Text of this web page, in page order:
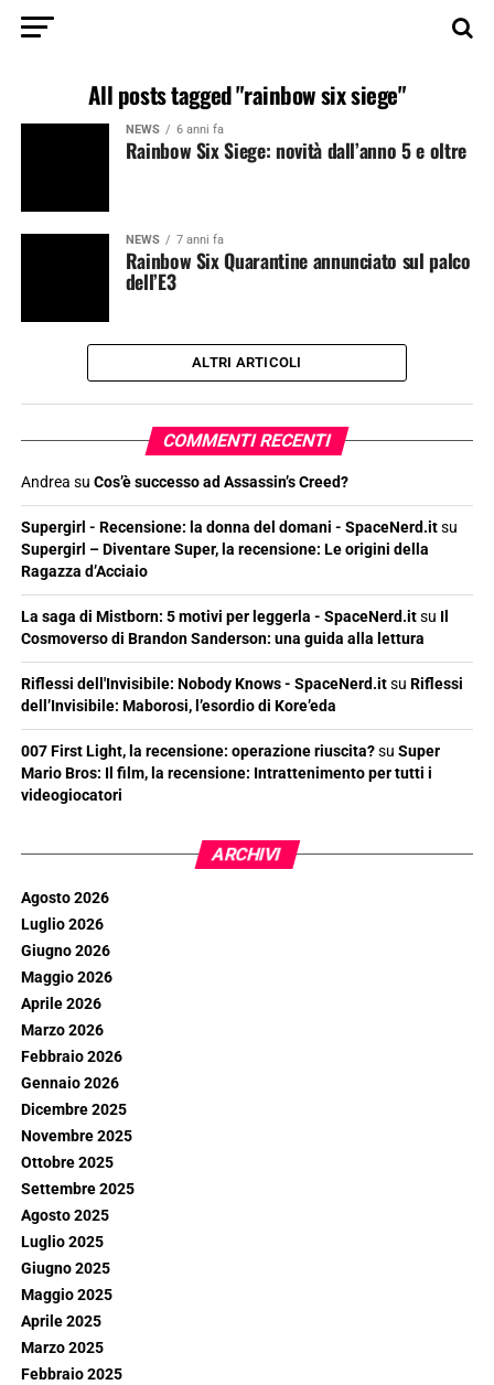
All posts tagged "rainbow six siege"
NEWS 6 anni fa
Rainbow Six Siege: novità dall’anno 5 e oltre
NEWS 7 anni fa
Rainbow Six Quarantine annunciato sul palco
dell’E3
ALTRI ARTICOLI
COMMENTI RECENTI
Andrea su Cos’è successo ad Assassin’s Creed?
Supergirl - Recensione: la donna del domani - SpaceNerd.itsu
Supergirl – Diventare Super, la recensione: Le origini della
Ragazza d’Acciaio
La saga di Mistborn: 5 motivi per leggerla - SpaceNerd.itsu Il
Cosmoverso di Brandon Sanderson: una guida alla lettura
Riflessi dell'Invisibile: Nobody Knows - SpaceNerd.itsu Riflessi
dell’Invisibile: Maborosi, l’esordio di Kore’eda
007 First Light, la recensione: operazione riuscita?su Super
Mario Bros: Il film, la recensione: Intrattenimento per tutti i
videogiocatori
ARCHIVI
Agosto 2026
Luglio 2026
Giugno 2026
Maggio 2026
Aprile 2026
Marzo 2026
Febbraio 2026
Gennaio 2026
Dicembre 2025
Novembre 2025
Ottobre 2025
Settembre 2025
Agosto 2025
Luglio 2025
Giugno 2025
Maggio 2025
Aprile 2025
Marzo 2025
Febbraio 2025